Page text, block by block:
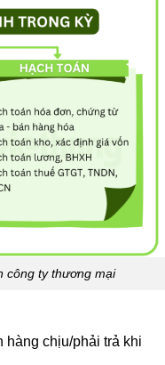
công ty thương mại
hàng chịu/phải trả khi